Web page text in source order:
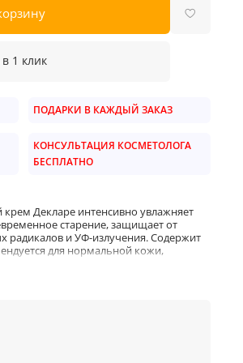
1 клик
ПОДАРКИ В КАЖДЫЙ ЗАКАЗ
КОНСУЛЬТАЦИЯ КОСМЕТОЛОГА
БЕСПЛАТНО
Декларе интенсивно увлажняет
старение, защищает от
радикалов и УФ-излучения. Содержит
для нормальной кожи,
инсоляции (солярий).
в постоянном увлажнении, поэтому
должен быть увлажняющий крем.